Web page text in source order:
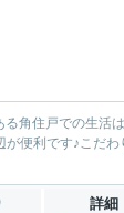
角住戸での生活
便利です♪こだわ
詳細